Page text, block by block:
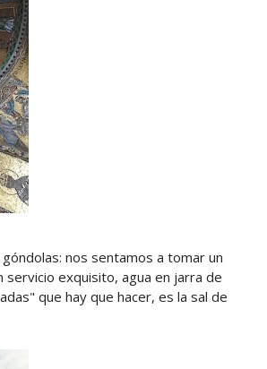
nos sentamos a tomar un
exquisito, agua en jarra de
que hay que hacer, es la sal de